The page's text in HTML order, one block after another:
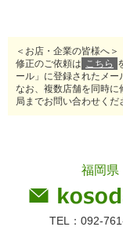
＜お店・企業の皆様へ＞
修正のご依頼は
こちら
ール」に登録されたメー
なお、複数店舗を同時に
局までお問い合わせくだ
福岡県
TEL：092-